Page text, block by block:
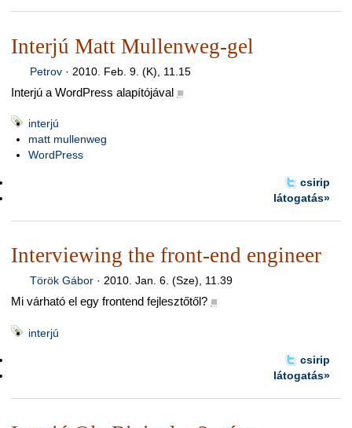
Interjú Matt Mullenweg-gel
Petrov· 2010. Feb. 9. (K), 11.15
Interjú a WordPress alapítójával ■
interjú
matt mullenweg
WordPress
csirip
látogatás»
Interviewing the front-end engineer
Török Gábor· 2010. Jan. 6. (Sze), 11.39
Mi várható el egy frontend fejlesztőtől? ■
interjú
csirip
látogatás»